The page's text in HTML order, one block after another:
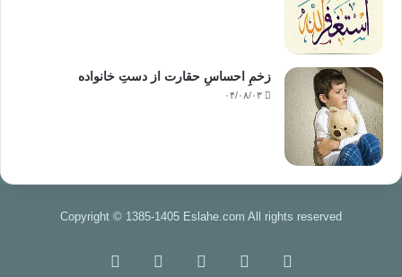
زخمِ احساسِ حقارت از دستِ خانواده
۰۴/۰۸/۰۳
Copyright © 1385-1405 Eslahe.com All rights reserved
خوراک اینستاگرام